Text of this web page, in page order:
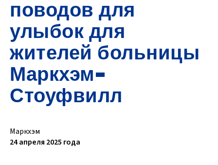
поводов для
улыбок для
жителей больницы
Маркхэм-
Стоуфвилл
Маркхэм
24 апреля 2025 года